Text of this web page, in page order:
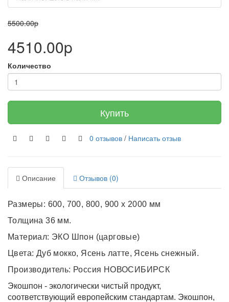
5500.00p
4510.00p
Количество
Купить
0 отзывов / Написать отзыв
Описание Отзывов (0)
Размеры: 600, 700, 800, 900 х 2000 мм
Толщина 36 мм.
Материал: ЭКО Шпон (царговые)
Цвета: Дуб мокко, Ясень латте, Ясень снежный.
Производитель: Россия НОВОСИБИРСК
Экошпон - экологически чистый продукт,
соответствующий европейским стандартам. Экошпон,